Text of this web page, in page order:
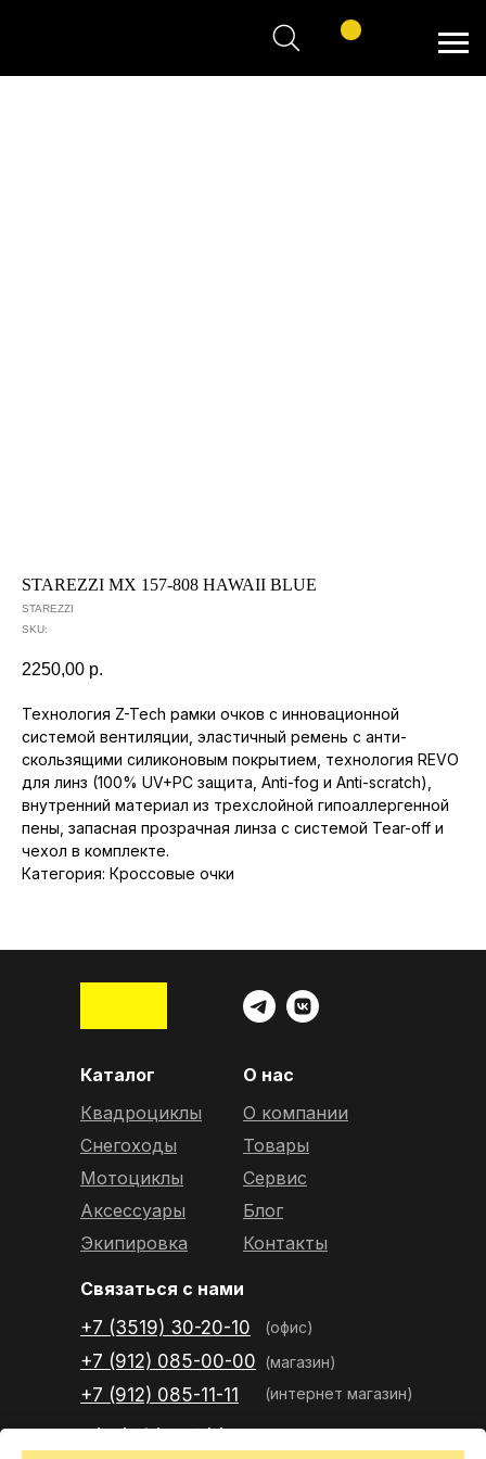
STAREZZI MX 157-808 HAWAII BLUE
STAREZZI
SKU:
2250,00 р.
Технология Z-Tech рамки очков с инновационной
системой вентиляции, эластичный ремень с анти-
скользящими силиконовым покрытием, технология REVO
для линз (100% UV+PC защита, Anti-fog и Anti-scratch),
внутренний материал из трехслойной гипоаллергенной
пены, запасная прозрачная линза с системой Tear-off и
чехол в комплекте.
Категория: Кроссовые очки
Каталог
Квадроциклы
Снегоходы
Мотоциклы
Аксессуары
Экипировка
О компании
Блог
О нас
Связаться с нами
Сервис
+7 (3519) 30-20-10 (офис)
+7 (912) 085-00-00 (магазин)
+7 (912) 085-11-11 (интернет магазин)
mir.ekstrima@bk.ru
Товары
Контакты